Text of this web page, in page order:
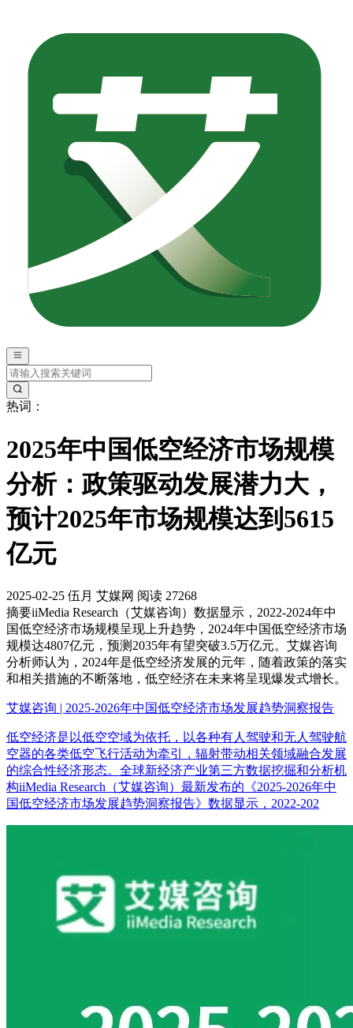
热词：
2025年中国低空经济市场规模
分析：政策驱动发展潜力大，
预计2025年市场规模达到5615
亿元
2025-02-25 伍月 艾媒网 阅读 27268
摘要iiMedia Research（艾媒咨询）数据显示，2022-2024年中
国低空经济市场规模呈现上升趋势，2024年中国低空经济市场
规模达4807亿元，预测2035年有望突破3.5万亿元。艾媒咨询
分析师认为，2024年是低空经济发展的元年，随着政策的落实
和相关措施的不断落地，低空经济在未来将呈现爆发式增长。
艾媒咨询 | 2025-2026年中国低空经济市场发展趋势洞察报告
低空经济是以低空空域为依托，以各种有人驾驶和无人驾驶航
空器的各类低空飞行活动为牵引，辐射带动相关领域融合发展
的综合性经济形态。全球新经济产业第三方数据挖掘和分析机
构iiMedia Research（艾媒咨询）最新发布的《2025-2026年中
国低空经济市场发展趋势洞察报告》数据显示，2022-202